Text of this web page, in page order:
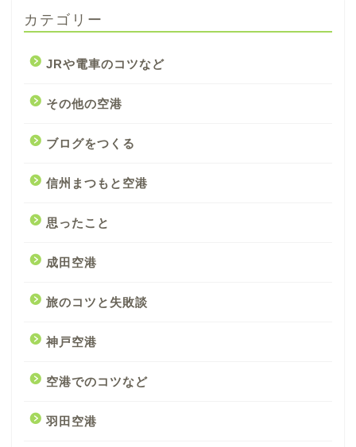
カテゴリー
JRや電車のコツなど
その他の空港
ブログをつくる
信州まつもと空港
思ったこと
成田空港
旅のコツと失敗談
神戸空港
空港でのコツなど
羽田空港